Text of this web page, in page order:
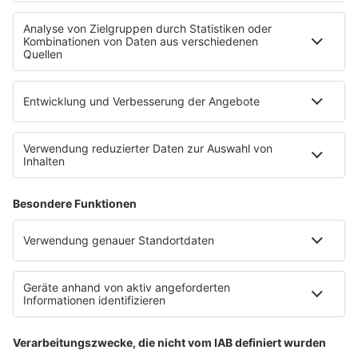
Uniklinik Tübingen eröffnet neues
Fahrradparkhaus
Die Uniklinik Tübingen hat ein neues Fahrradparkhaus
eröffnet. Direkt an der Medizinischen Klinik bietet es
E-Bikes über eine Photovoltaikanlage auf dem …
Impressum
Datenschutzerklärung